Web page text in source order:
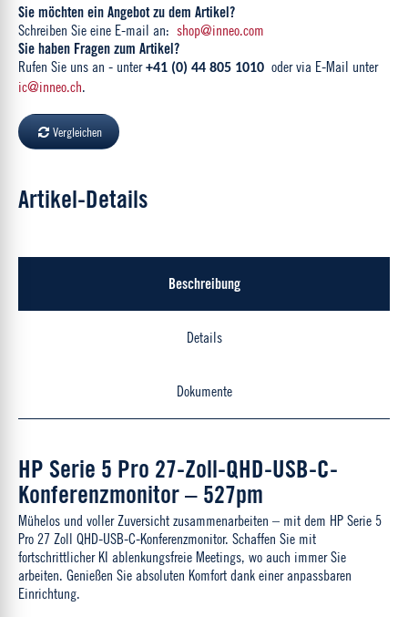
Sie möchten ein Angebot zu dem Artikel?
Schreiben Sie eine E-mail an: shop@inneo.com
Sie haben Fragen zum Artikel?
Rufen Sie uns an - unter+41 (0) 44 805 1010 oder via E-Mail unter
ic@inneo.ch.
Vergleichen
Artikel-Details
Beschreibung
Details
Dokumente
HP Serie 5 Pro 27-Zoll-QHD-USB-C-
Konferenzmonitor – 527pm
Mühelos und voller Zuversicht zusammenarbeiten – mit dem HP Serie 5
Pro 27 Zoll QHD-USB-C-Konferenzmonitor. Schaffen Sie mit
fortschrittlicher KI ablenkungsfreie Meetings, wo auch immer Sie
arbeiten. Genießen Sie absoluten Komfort dank einer anpassbaren
Einrichtung.